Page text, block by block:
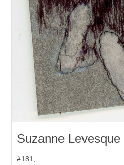
Suzanne Levesque
#181,